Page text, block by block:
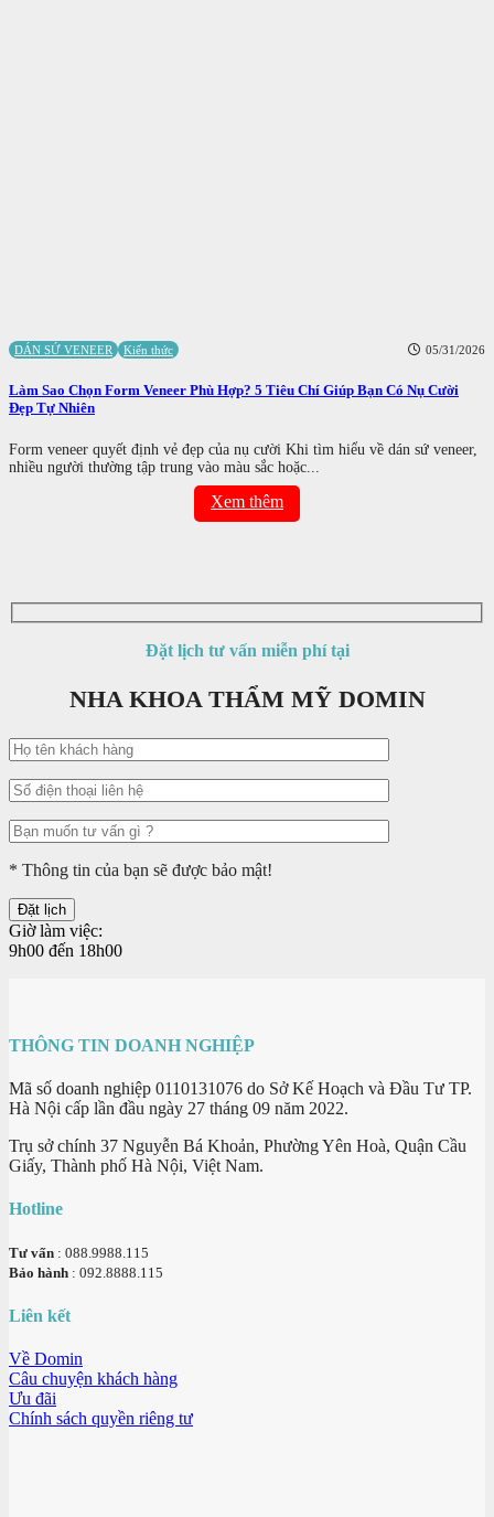
DÁN SỨ VENEER Kiến thức 05/31/2026
Làm Sao Chọn Form Veneer Phù Hợp? 5 Tiêu Chí Giúp Bạn Có Nụ Cười
Đẹp Tự Nhiên
Form veneer quyết định vẻ đẹp của nụ cười Khi tìm hiểu về dán sứ veneer,
nhiều người thường tập trung vào màu sắc hoặc...
Xem thêm
Đặt lịch tư vấn miễn phí tại
NHA KHOA THẨM MỸ DOMIN
* Thông tin của bạn sẽ được bảo mật!
Giờ làm việc:
9h00 đến 18h00
THÔNG TIN DOANH NGHIỆP
Mã số doanh nghiệp 0110131076 do Sở Kế Hoạch và Đầu Tư TP.
Hà Nội cấp lần đầu ngày 27 tháng 09 năm 2022.
Trụ sở chính 37 Nguyễn Bá Khoản, Phường Yên Hoà, Quận Cầu
Giấy, Thành phố Hà Nội, Việt Nam.
Hotline
Tư vấn : 088.9988.115
Bảo hành : 092.8888.115
Liên kết
Về Domin
Câu chuyện khách hàng
Ưu đãi
Chính sách quyền riêng tư